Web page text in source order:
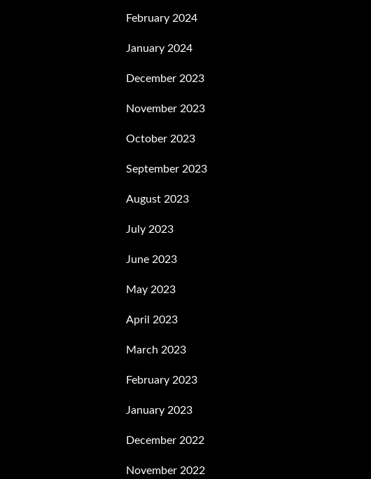
February 2024
January 2024
December 2023
November 2023
October 2023
September 2023
August 2023
July 2023
June 2023
May 2023
April 2023
March 2023
February 2023
January 2023
December 2022
November 2022